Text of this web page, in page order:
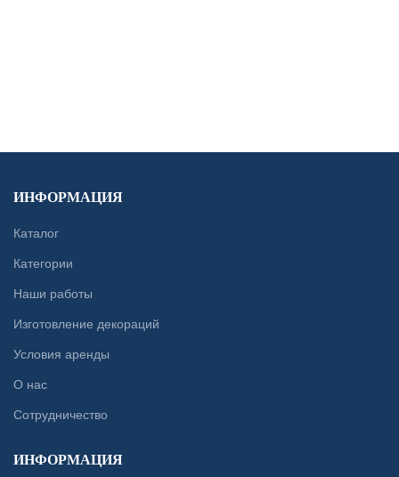
ИНФОРМАЦИЯ
Каталог
Категории
Наши работы
Изготовление декораций
Условия аренды
О нас
Сотрудничество
ИНФОРМАЦИЯ